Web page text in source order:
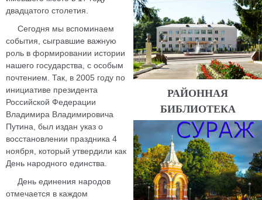
РАЙОННАЯ
БИБЛИОТЕКА
двадцатого столетия.
Сегодня мы вспоминаем
события, сыгравшие важную
роль в формировании истории
нашего государства, с особым
почтением. Так, в 2005 году по
инициативе президента
Российской Федерации
Владимира Владимировича
Путина, был издан указ о
восстановлении праздника 4
ноября, который утвердили как
День народного единства.
День единения народов
отмечается в каждом